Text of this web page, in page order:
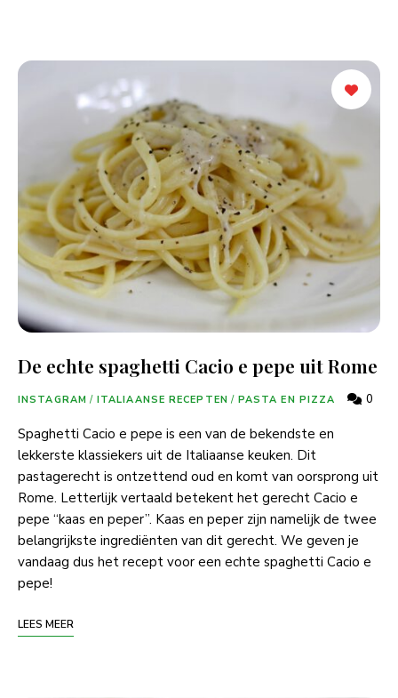
De echte spaghetti Cacio e pepe uit Rome
INSTAGRAM / ITALIAANSE RECEPTEN / PASTA EN PIZZA 0
Spaghetti Cacio e pepe is een van de bekendste en
lekkerste klassiekers uit de Italiaanse keuken. Dit
pastagerecht is ontzettend oud en komt van oorsprong uit
Rome. Letterlijk vertaald betekent het gerecht Cacio e
pepe “kaas en peper”. Kaas en peper zijn namelijk de twee
belangrijkste ingrediënten van dit gerecht. We geven je
vandaag dus het recept voor een echte spaghetti Cacio e
pepe!
LEES MEER